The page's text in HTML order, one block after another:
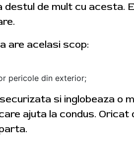
destul de mult cu
are acelasi scop:
pericole din exterior;
si inglobeaza o
ajuta la condus.